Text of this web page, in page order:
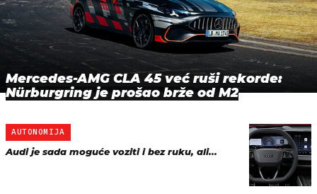
Mercedes-AMG CLA 45 već ruši rekorde:
Nürburgring je prošao brže od M2
AUTONOMIJA
Audi je sada moguće voziti i bez ruku, ali...